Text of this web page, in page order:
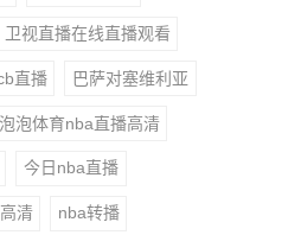
卫视直播在线直播观看
直播 巴萨对塞维利亚
泡泡体育nba直播高清
今日nba直播
清 nba转播